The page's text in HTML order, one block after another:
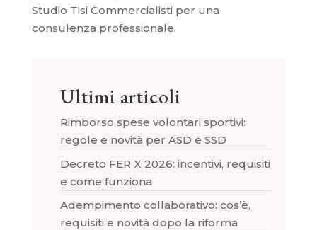
Studio Tisi Commercialisti per una
consulenza professionale.
Ultimi articoli
Rimborso spese volontari sportivi:
regole e novità per ASD e SSD
Decreto FER X 2026: incentivi, requisiti
e come funziona
Adempimento collaborativo: cos’è,
requisiti e novità dopo la riforma